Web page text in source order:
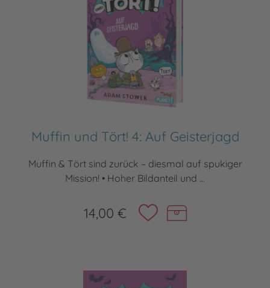
Muffin und Tört! 4: Auf Geisterjagd
Muffin & Tört sind zurück – diesmal auf spukiger
Mission! • Hoher Bildanteil und ...
14,00 €